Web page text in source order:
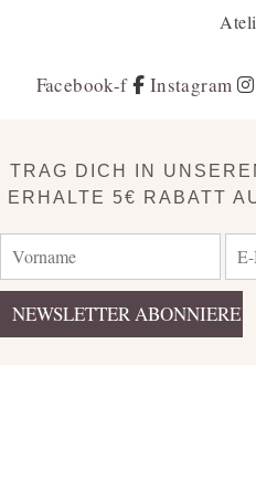
Facebook-f Instagram
TRAG DICH IN
ERHALTE 5€ RABATT